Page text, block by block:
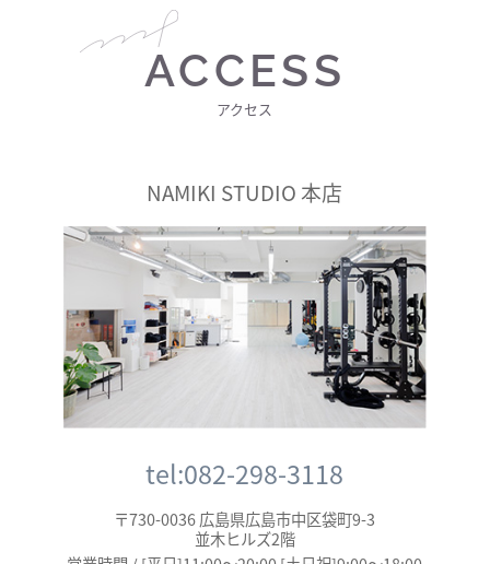
ACCESS
アクセス
NAMIKI STUDIO 本店
tel:082-298-3118
〒730-0036 広島県広島市中区袋町9-3
並木ヒルズ2階